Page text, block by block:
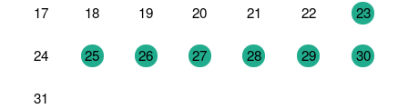
17 18 19 20 21 22 23
24 25 26 27 28 29 30
31